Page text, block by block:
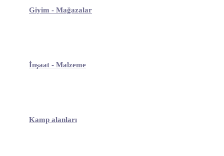
Giyim - Mağazalar
İnşaat - Malzeme
Kamp alanları